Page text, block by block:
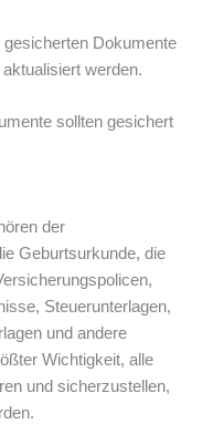
Dokumente
werden.
sollten gesichert
der
Geburtsurkunde, die
Steuerunterlagen,
und andere
Wichtigkeit, alle
und sicherzustellen,